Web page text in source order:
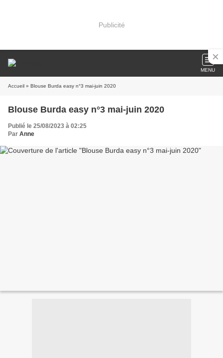
Publicité
MENU
Accueil » Blouse Burda easy n°3 mai-juin 2020
Blouse Burda easy n°3 mai-juin 2020
Publié le 25/08/2023 à 02:25
Par Anne